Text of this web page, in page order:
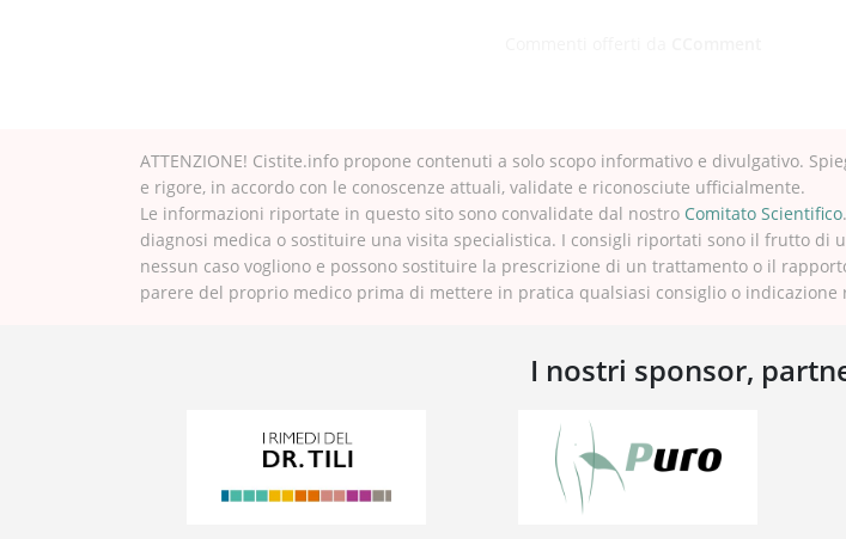
ATTENZIONE! Cistite.info propone contenuti a solo scopo informativo e divulgativo.
e rigore, in accordo con le conoscenze attuali, validate e riconosciute ufficialmente.
Le informazioni riportate in questo sito sono convalidate dal nostro Comitato Scientifico
diagnosi medica o sostituire una visita specialistica. I consigli riportati sono il frutto
nessun caso vogliono e possono sostituire la prescrizione di un trattamento o il
parere del proprio medico prima di mettere in pratica qualsiasi consiglio o indicazione
I nostri sponsor,